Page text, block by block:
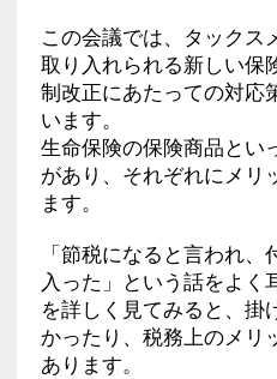
この会議では、タックス
取り入れられる新しい保
制改正にあたっての対応
います。
生命保険の保険商品とい
があり、それぞれにメリ
ます。
「節税になると言われ
入った」という話をよく
を詳しく見てみると、掛
かったり、税務上のメリ
あります。